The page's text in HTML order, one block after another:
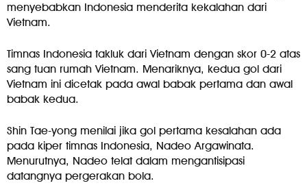
menyebabkan Indonesia menderita kekalahan dari
Vietnam.
Timnas Indonesia takluk dari Vietnam dengan skor 0-2 atas
sang tuan rumah Vietnam. Menariknya, kedua gol dari
Vietnam ini dicetak pada awal babak pertama dan awal
babak kedua.
Shin Tae-yong menilai jika gol pertama kesalahan ada
pada kiper timnas Indonesia, Nadeo Argawinata.
Menurutnya, Nadeo telat dalam mengantisipasi
datangnya pergerakan bola.